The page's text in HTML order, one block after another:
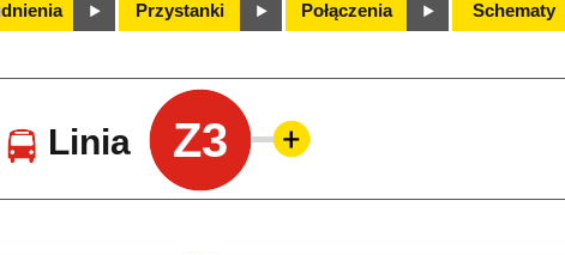
Przystanki Połączenia Schematy
Linia Z3